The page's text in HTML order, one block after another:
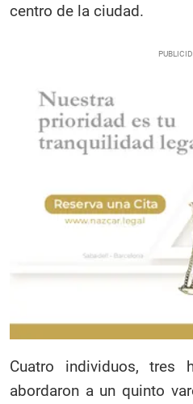
centro de la ciudad.
Cuatro individuos, tres
abordaron a un quinto